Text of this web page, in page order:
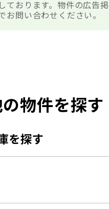
ております。物件の広告
お問い合わせください。
物件を探す
を探す